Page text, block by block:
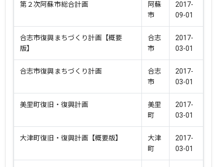
第２次阿蘇市総合計画
阿蘇
市
2017-
09-01
合志市復興まちづくり計画【概要
版】
合志
市
2017-
03-01
合志市復興まちづくり計画
合志
市
2017-
03-01
美里町復旧・復興計画
美里
町
2017-
03-01
大津町復旧・復興計画【概要版】
大津
町
2017-
03-01